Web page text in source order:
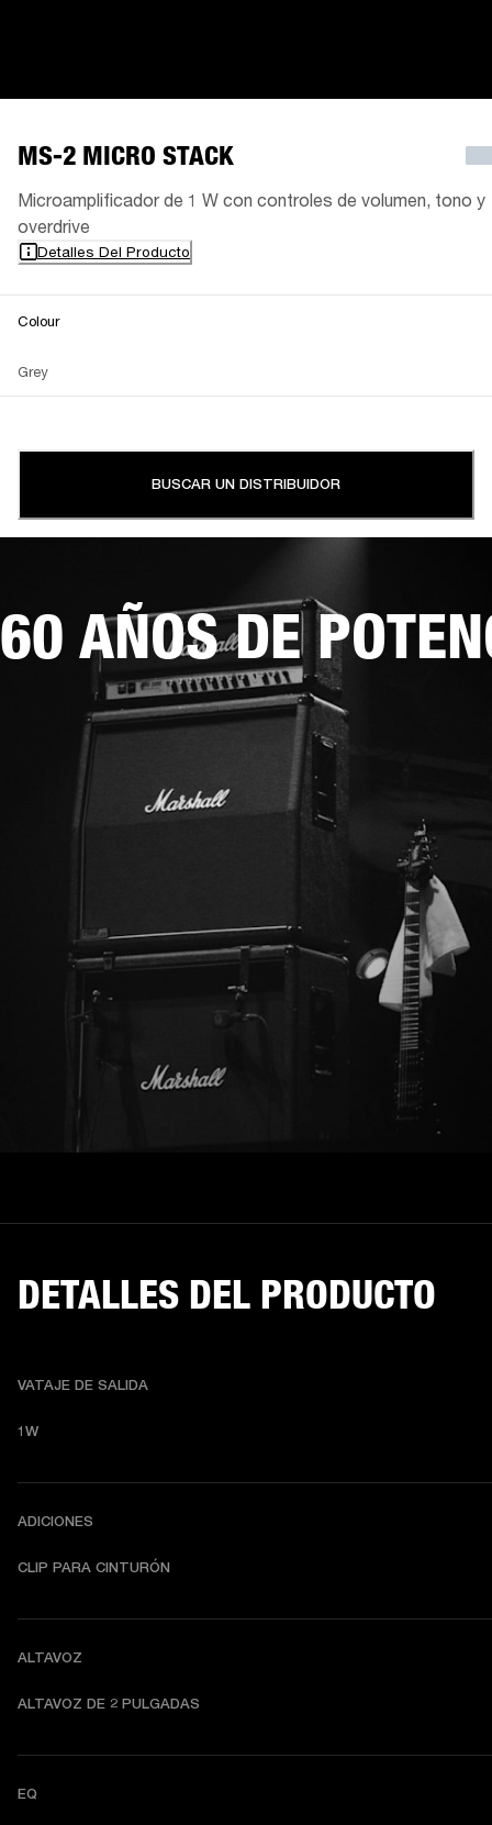
MS-2 MICRO STACK
Microamplificador de 1 W con controles de volumen, tono y
overdrive
Detalles Del Producto
Colour
Grey
BUSCAR UN DISTRIBUIDOR
60 AÑOS DE
DETALLES DEL PRODUCTO
VATAJE DE SALIDA
1W
ADICIONES
CLIP PARA CINTURÓN
ALTAVOZ
ALTAVOZ DE 2 PULGADAS
EQ